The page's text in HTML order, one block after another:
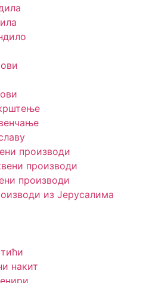
производи
производи
производи
из Јерусалима
накит